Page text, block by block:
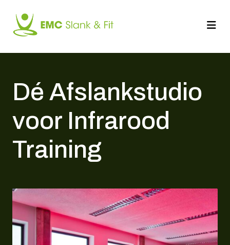
artikel
Dé Afslankstudio
voor Infrarood
Training